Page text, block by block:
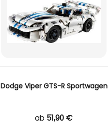
Dodge Viper GTS-R Sportwagen
ab 51,90 €